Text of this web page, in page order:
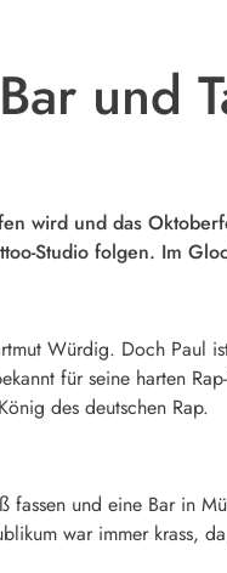
und
wird und das
Studio folgen. Im
Würdig. Doch Paul
für seine harten
des deutschen Rap.
und eine Bar in
war immer krass,